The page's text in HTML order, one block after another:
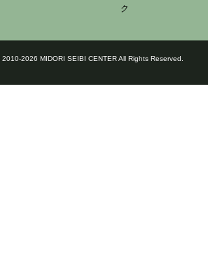
ク
2010-2026 MIDORI SEIBI CENTER All Rights Reserved.